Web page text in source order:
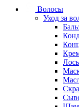
Волосы
Уход за